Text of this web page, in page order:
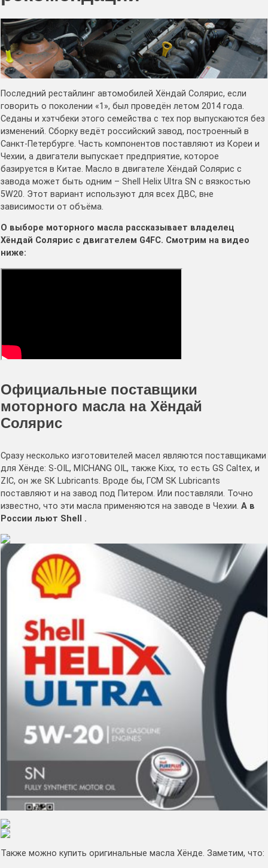
Последний рестайлинг автомобилей Хёндай Солярис, если
говорить о поколении «1», был проведён летом 2014 года.
Седаны и хэтчбеки этого семейства с тех пор выпускаются без
изменений. Сборку ведёт российский завод, построенный в
Санкт-Петербурге. Часть компонентов поставляют из Кореи и
Чехии, а двигатели выпускает предприятие, которое
базируется в Китае. Масло в двигателе Хёндай Солярис с
завода может быть одним – Shell Helix Ultra SN с вязкостью
5W20. Этот вариант используют для всех ДВС, вне
зависимости от объёма.
О выборе моторного масла рассказывает владелец
Хёндай Солярис с двигателем G4FC. Смотрим на видео
ниже:
Официальные поставщики
моторного масла на Хёндай
Солярис
Сразу несколько изготовителей масел являются поставщиками
для Хёнде: S-OIL, MICHANG OIL, также Kixx, то есть GS Caltex, и
ZIC, он же SK Lubricants. Вроде бы, ГСМ SK Lubricants
поставляют и на завод под Питером. Или поставляли. Точно
известно, что эти масла применяются на заводе в Чехии. А в
России льют Shell .
Также можно купить оригинальные масла Хёнде. Заметим, что: